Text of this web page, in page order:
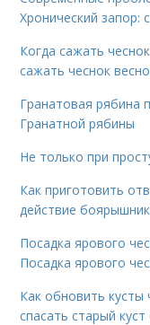
Хронический запор:
Когда сажать
сажать чеснок
Гранатовая рябина
Гранатной рябины
Не только при
Как приготовить
действие
Посадка ярового
Посадка ярового
Как обновить
спасать старый